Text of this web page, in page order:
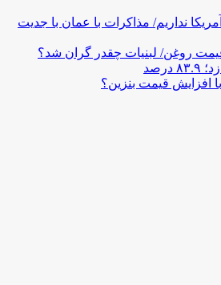
نداریم/ مذاکرات با عمان با جدیت
افزایش قیمت بنزین؟